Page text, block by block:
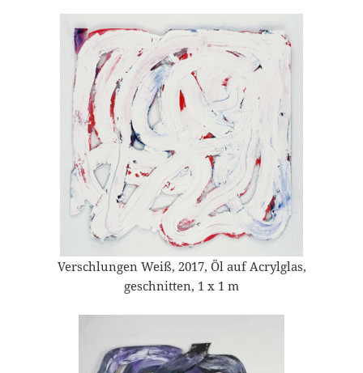
Verschlungen Weiß, 2017, Öl auf Acrylglas,
geschnitten, 1 x 1 m